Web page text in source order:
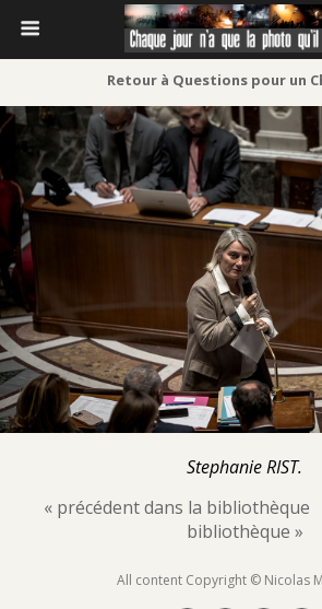
Retour à Questions pour un
Stephanie RIST.
« précédent dans la bibliothèque
bibliothèque »
All content Copyright © Nicolas